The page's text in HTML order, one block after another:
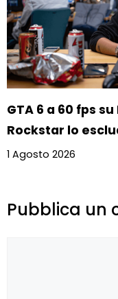
GTA 6 a 60 fps
Rockstar lo
1 Agosto 2026
Pubblica un